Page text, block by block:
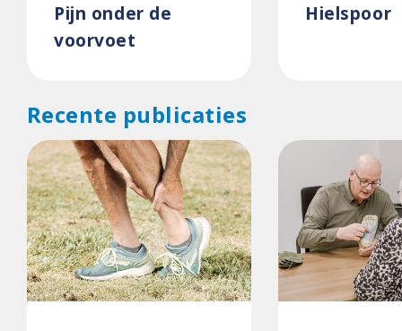
Pijn onder de
voorvoet
Hielspoor
Recente publicaties